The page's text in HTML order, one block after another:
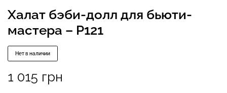
Халат бэби-долл для бьюти-
мастера – P121
Нет в наличии
1 015 грн